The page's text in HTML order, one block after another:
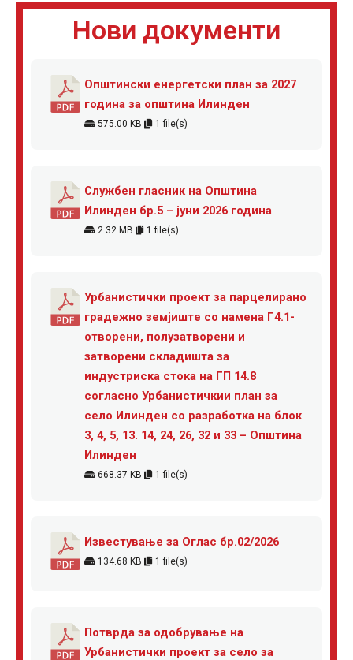
Нови документи
Општински енергетски план за 2027
година за општина Илинден
575.00 KB 1 file(s)
Службен гласник на Општина
Илинден бр.5 – јуни 2026 година
2.32 MB 1 file(s)
Урбанистички проект за парцелирано
градежно земјиште со намена Г4.1-
отворени, полузатворени и
затворени складишта за
индустриска стока на ГП 14.8
согласно Урбанистичкии план за
село Илинден со разработка на блок
3, 4, 5, 13. 14, 24, 26, 32 и 33 – Општина
Илинден
668.37 KB 1 file(s)
Известување за Оглас бр.02/2026
134.68 KB 1 file(s)
Потврда за одобрување на
Урбанистички проект за село за